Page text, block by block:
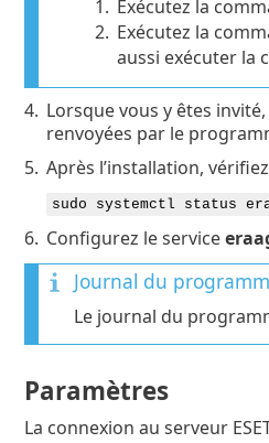
1. Exécutez la
2. Exécutez la
aussi exécuter la
4. Lorsque vous y êtes
renvoyées par le
5. Après l’installation,
sudo systemctl status
6. Configurez le service
Journal du
Le journal du
Paramètres
La connexion au serveur